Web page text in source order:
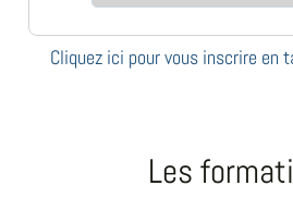
Cliquez ici pour vous inscrire en
Les